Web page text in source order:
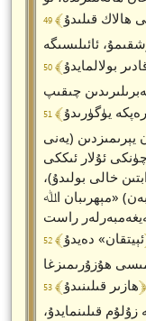
ھالاك قىلىدۇ
ئائىلىسىگە
بولالمايدۇ
چىقىپ
يۈگۈرىدۇ
يېرىمىزدىن (يەنى
ئۇلار ئىككى
خالى بولىدۇ)،
«مېھرىبان اﷲ
راست
ئېيتقان» دەيدۇ
ھۇزۇرىمىزغا
ھازىر قىلىنىدۇ﴾ 53 ﴿
قىلىنمايدۇ،